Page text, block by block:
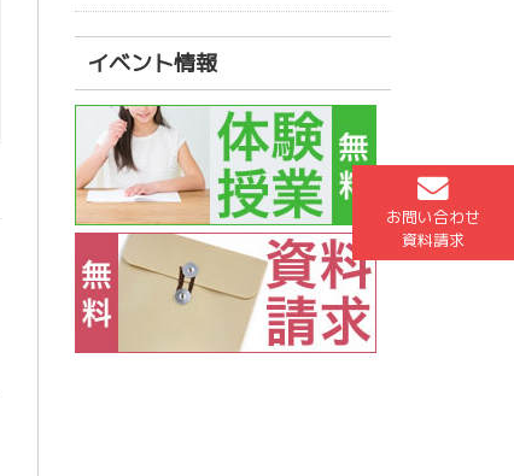
お問い合わせ
資料請求
イベント情報